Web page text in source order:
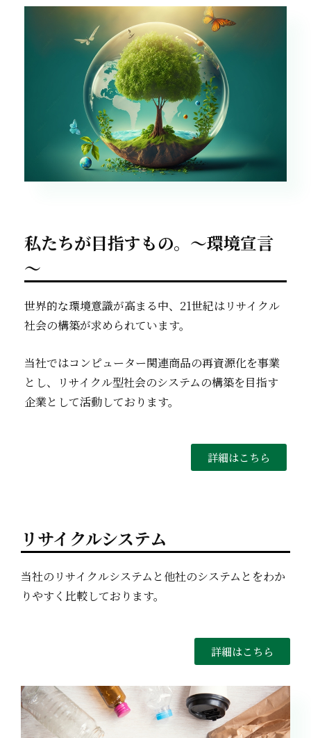
私たちが目指すもの。～環境宣言
～
世界的な環境意識が高まる中、21世紀はリサイクル
社会の構築が求められています。
当社ではコンピューター関連商品の再資源化を事業
とし、リサイクル型社会のシステムの構築を目指す
企業として活動しております。
詳細はこちら
リサイクルシステム
当社のリサイクルシステムと他社のシステムとをわか
りやすく比較しております。
詳細はこちら